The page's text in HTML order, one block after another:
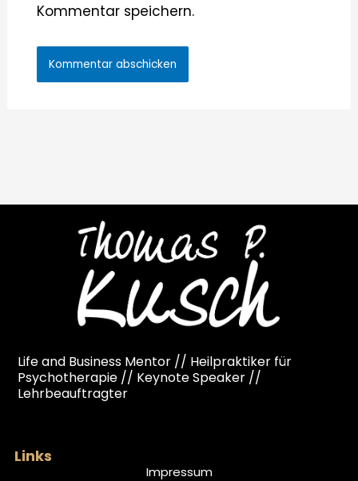
Kommentar speichern.
Life and Business Mentor // Heilpraktiker für
Psychotherapie // Keynote Speaker //
Lehrbeauftragter
Links
Impressum